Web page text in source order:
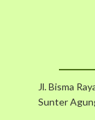
Jl. Bisma
Sunter